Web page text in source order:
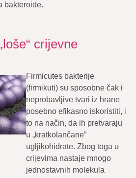
bakteroide.
crijevne
Firmicutes bakterije
(firmikuti) su sposobne čak i
neprobavljive tvari iz hrane
posebno efikasno iskoristiti, i
to na način, da ih pretvaraju
u „kratkolančane”
ugljikohidrate. Zbog toga u
crijevima nastaje mnogo
jednostavnih molekula